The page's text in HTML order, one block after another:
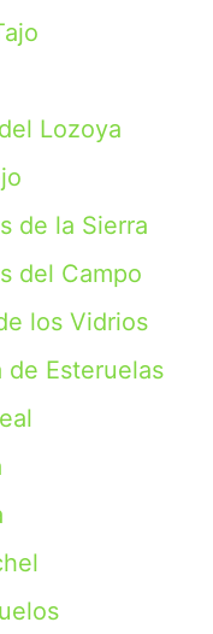
Lozoya
de la Sierra
del Campo
los Vidrios
de Esteruelas